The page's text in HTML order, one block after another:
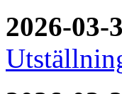
2026-03-